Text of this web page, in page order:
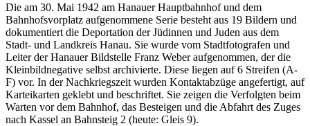
Die am 30. Mai 1942 am Hanauer Hauptbahnhof und dem
Bahnhofsvorplatz aufgenommene Serie besteht aus 19 Bildern und
dokumentiert die Deportation der Jüdinnen und Juden aus dem
Stadt- und Landkreis Hanau. Sie wurde vom Stadtfotografen und
Leiter der Hanauer Bildstelle Franz Weber aufgenommen, der die
Kleinbildnegative selbst archivierte. Diese liegen auf 6 Streifen (A-
F) vor. In der Nachkriegszeit wurden Kontaktabzüge angefertigt, auf
Karteikarten geklebt und beschriftet. Sie zeigen die Verfolgten beim
Warten vor dem Bahnhof, das Besteigen und die Abfahrt des Zuges
nach Kassel an Bahnsteig 2 (heute: Gleis 9).